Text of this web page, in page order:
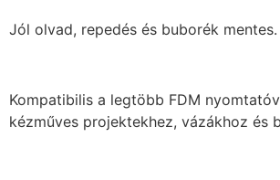
Jól olvad, repedés és buborék
Kompatibilis a legtöbb FDM
kézműves projektekhez, vázákhoz és